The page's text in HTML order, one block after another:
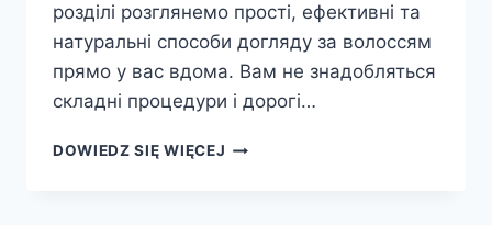
розділі розглянемо прості, ефективні та
натуральні способи догляду за волоссям
прямо у вас вдома. Вам не знадобляться
складні процедури і дорогі…
DOWIEDZ SIĘ WIĘCEJ ДОГЛЯД